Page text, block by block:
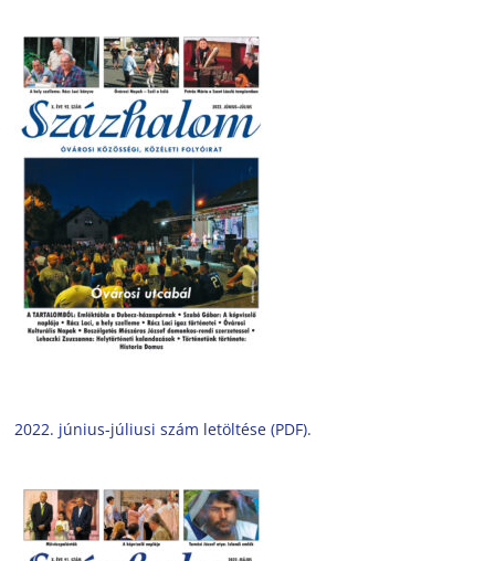
2022. június-júliusi szám letöltése (PDF).